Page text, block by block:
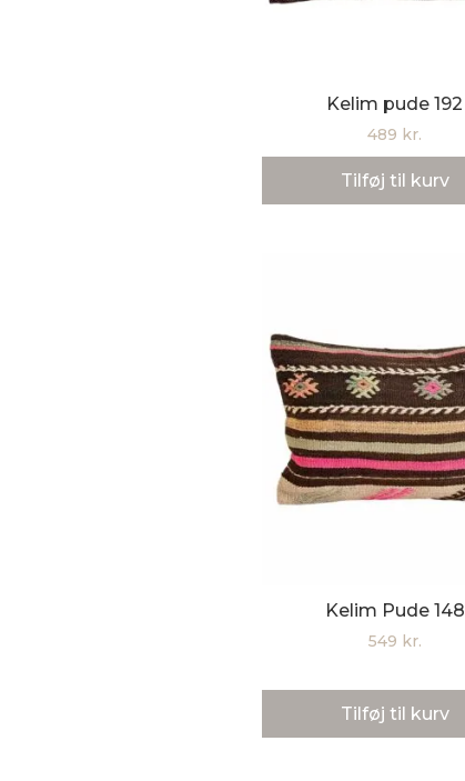
Kelim pude 192
489 kr.
Tilføj til kurv
Kelim Pude 148
549 kr.
Tilføj til kurv